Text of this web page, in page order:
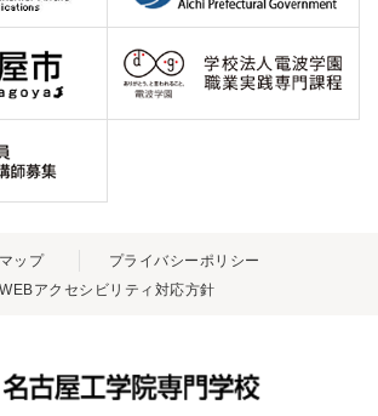
ップ
プライバシーポリシー
WEBアクセシビリティ対応方針